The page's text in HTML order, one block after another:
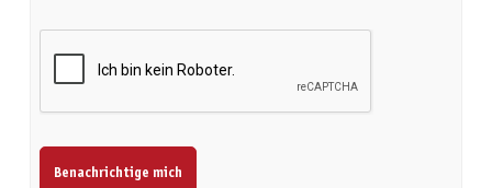
Benachrichtige mich